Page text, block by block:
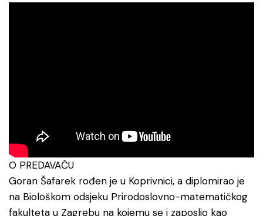
O PREDAVAČU
Goran Šafarek rođen je u Koprivnici, a diplomirao je
na Biološkom odsjeku Prirodoslovno-matematičkog
fakulteta u Zagrebu na kojemu se i zaposlio kao